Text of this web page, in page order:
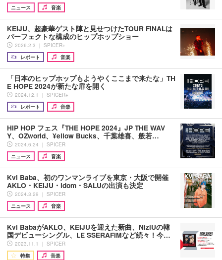
ニュース
音楽
KEIJU、超豪華ゲスト陣と見せつけたTOUR FINALは
パーフェクトな構成のヒップホップショー
2026.2.3 ｜ SPICER+
レポート
音楽
「日本のヒップホップもようやくここまで来たな」TH
E HOPE 2024が新たな扉を開く
2024.12.1 ｜ SPICER+
レポート
音楽
HIP HOP フェス『THE HOPE 2024』JP THE WAV
Y、OZworld、¥ellow Bucks、千葉雄喜、般若…
2024.6.24 ｜ SPICER
ニュース
音楽
Kvi Baba、初のワンマンライブを東京・大阪で開催
AKLO・KEIJU・idom・SALUの出演も決定
2024.3.29 ｜ SPICER
ニュース
音楽
Kvi BabaがAKLO、KEIJUを迎えた新曲、NiziUの韓
国デビューシングル、LE SSERAFIMなど続々！今…
2023.11.1 ｜ SPICER
特集
音楽